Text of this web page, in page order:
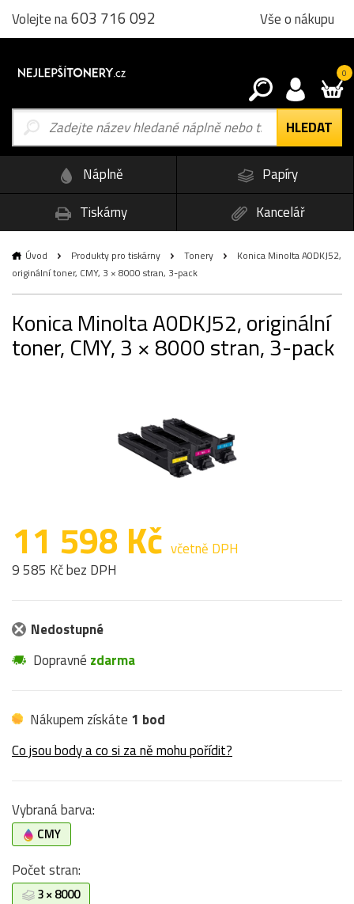
Volejte na603 716 092 Vše o nákupu
0
Náplně
Papíry
Tiskárny
Kancelář
Úvod Produkty pro tiskárny Tonery
Konica Minolta A0DKJ52,
originální toner, CMY, 3 × 8000 stran, 3-pack
Konica Minolta A0DKJ52, originální
toner, CMY, 3 × 8000 stran, 3-pack
11 598 Kč včetně DPH
9 585 Kč bez DPH
Nedostupné
Dopravné zdarma
Nákupem získáte 1 bod
Co jsou body a co si za ně mohu pořídit?
Vybraná barva:
CMY
Počet stran:
3 × 8000